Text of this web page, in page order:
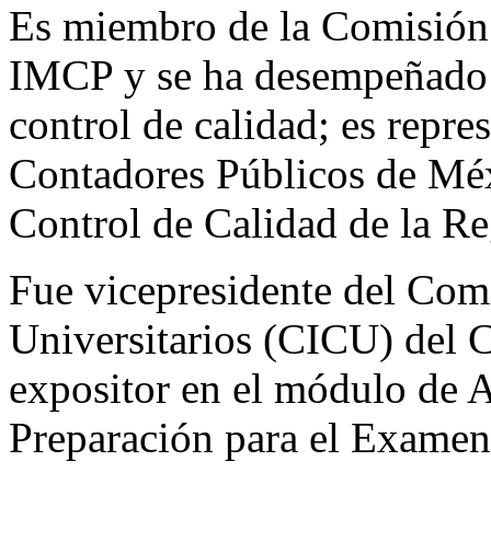
Es miembro de la
IMCP y se ha
control de calidad; es
Contadores Públicos de
Control de Calidad de la
Fue vicepresidente del
Universitarios (CICU) del
expositor en el módulo de
Preparación para el